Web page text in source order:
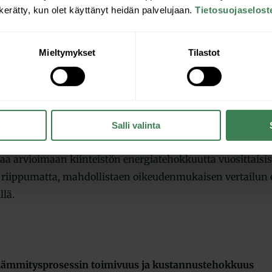
kun olet käyttänyt heidän palvelujaan.
Mieltymykset Tilastot
Salli valinta
lämmityskustannukset
ja energiakulutukselle on löydettävä oikea syy.
nousua vuositasolla ei analysoida
hinnannousulla (€) tai kylmällä talvella,
(MWh) on kasvanut. Normeerattu
arvioimaan kiinteistön energiatehokkuutta
mahdollistaen oikeudenmukaisen vertailun
toimivuus ja kustannustehokkuus